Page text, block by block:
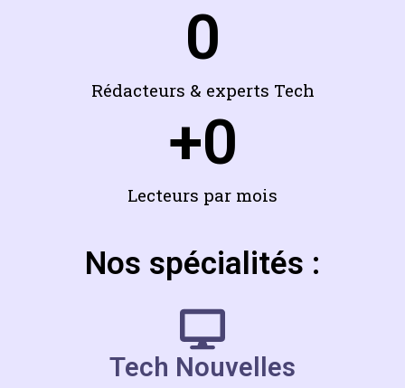
Rédacteurs & experts Tech
0
Lecteurs par mois
+0
Nos spécialités :
Tech Nouvelles